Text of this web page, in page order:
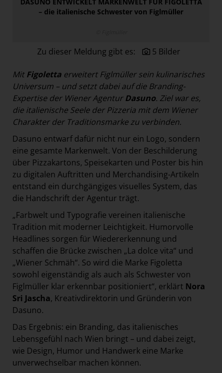
Paradies Garten
Swiss Life Select
The Companion
The Hoxton
Unibail-Rodamco-Westfield
Vöslauer
NMK
MEDIA
KONTAKT
– die italienische Schwester von Figlmüller
Zu dieser Meldung gibt es: 5 Bilder
Mit Figoletta erweitert Figlmüller sein kulinarisches
Universum – und setzt dabei auf die Branding-
Expertise der Wiener Agentur Dasuno. Ziel war es,
die italienische Seele der Pizzeria mit dem Wiener
Charakter der Traditionsmarke zu verbinden.
Dasuno entwarf dafür nicht nur ein Logo, sondern
eine gesamte Markenwelt. Von der Beschilderung
über Pizzakartons, Speisekarten und Poster bis hin
zu digitalen Auftritten und Merchandising-Artikeln
entstand ein durchgängiges visuelles System, das
die Handschrift der Agentur trägt.
„Farbwelt und Typografie vereinen italienische
Tradition mit moderner Leichtigkeit. Humorvolle
Headlines sorgen für Wiedererkennung und
schaffen die Brücke zwischen „La dolce vita“ und
„Wiener Schmäh“. So wird die Marke Figoletta
sowohl eigenständig als auch als Schwester von
Figlmüller klar erkennbar positioniert“, erklärt Nora
Sri Jascha, Kreativdirektorin und Gründerin von
Dasuno.
Das Ergebnis: ein Branding, das italienisches
Lebensgefühl nach Wien bringt – und dabei zeigt,
wie Design, Humor und Handwerk eine Marke
unverwechselbar machen können.